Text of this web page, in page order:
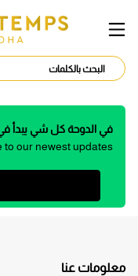
في الدوحة كل شي يبدأ في
to our newest updates
معلومات عنا